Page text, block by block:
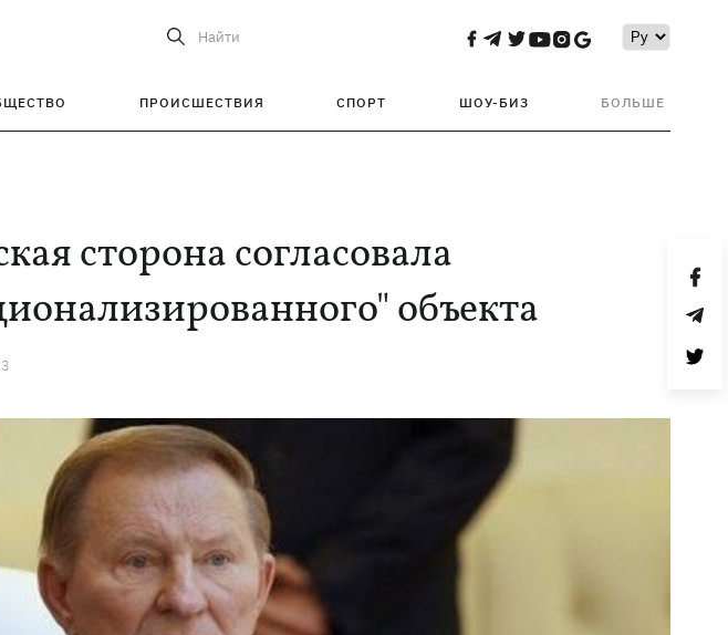
Найти
ПРОИСШЕСТВИЯ СПОРТ ШОУ-БИЗ БОЛЬШЕ
сторона согласовала
объекта